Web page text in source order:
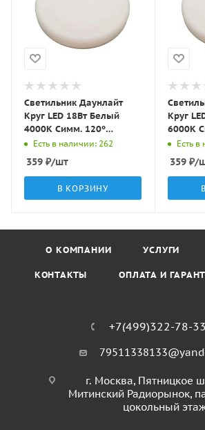
Светильник Даунлайт
Круг LED 18Вт Белый
4000K Симм. 120º
1300Лм D120х20мм LBT
Есть в наличии: 262
359 ₽/шт
В КОРЗИНУ
Круг LED 18Вт
6000K
1259Лм
Есть в
359 ₽/
О КОМПАНИИ УСЛУГИ
КОНТАКТЫ ОПЛАТА И
+7(499)322-78-33
г. Москва, Пятницкое
Митинский Радиорынок,
цокольный